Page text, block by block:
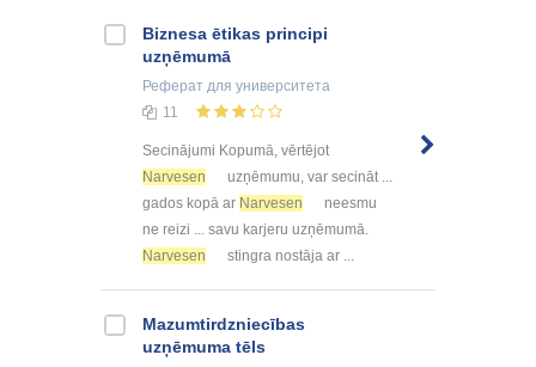
Biznesa ētikas principi
uzņēmumā
Реферат для университета
11
Secinājumi Kopumā, vērtējot
Narvesen
uzņēmumu, var secināt ...
gados kopā ar Narvesen
neesmu
ne reizi ... savu karjeru uzņēmumā.
Narvesen
stingra nostāja ar ...
Mazumtirdzniecības
uzņēmuma tēls